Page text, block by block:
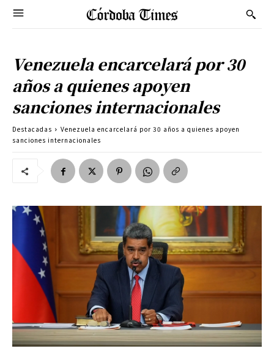
Venezuela encarcelará por 30
años a quienes apoyen
sanciones internacionales
Destacadas
Venezuela encarcelará por 30 años a quienes apoyen
sanciones internacionales